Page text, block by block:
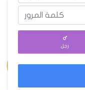
رجل